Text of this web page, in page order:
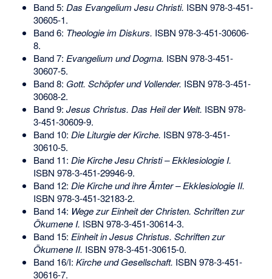
Band 5: Das Evangelium Jesu Christi. ISBN 978-3-451-
30605-1.
Band 6: Theologie im Diskurs. ISBN 978-3-451-30606-
8.
Band 7: Evangelium und Dogma. ISBN 978-3-451-
30607-5.
Band 8: Gott. Schöpfer und Vollender. ISBN 978-3-451-
30608-2.
Band 9: Jesus Christus. Das Heil der Welt. ISBN 978-
3-451-30609-9.
Band 10: Die Liturgie der Kirche. ISBN 978-3-451-
30610-5.
Band 11: Die Kirche Jesu Christi – Ekklesiologie I.
ISBN 978-3-451-29946-9.
Band 12: Die Kirche und ihre Ämter – Ekklesiologie II.
ISBN 978-3-451-32183-2.
Band 14: Wege zur Einheit der Christen. Schriften zur
Ökumene I. ISBN 978-3-451-30614-3.
Band 15: Einheit in Jesus Christus. Schriften zur
Ökumene II. ISBN 978-3-451-30615-0.
Band 16/I: Kirche und Gesellschaft. ISBN 978-3-451-
30616-7.